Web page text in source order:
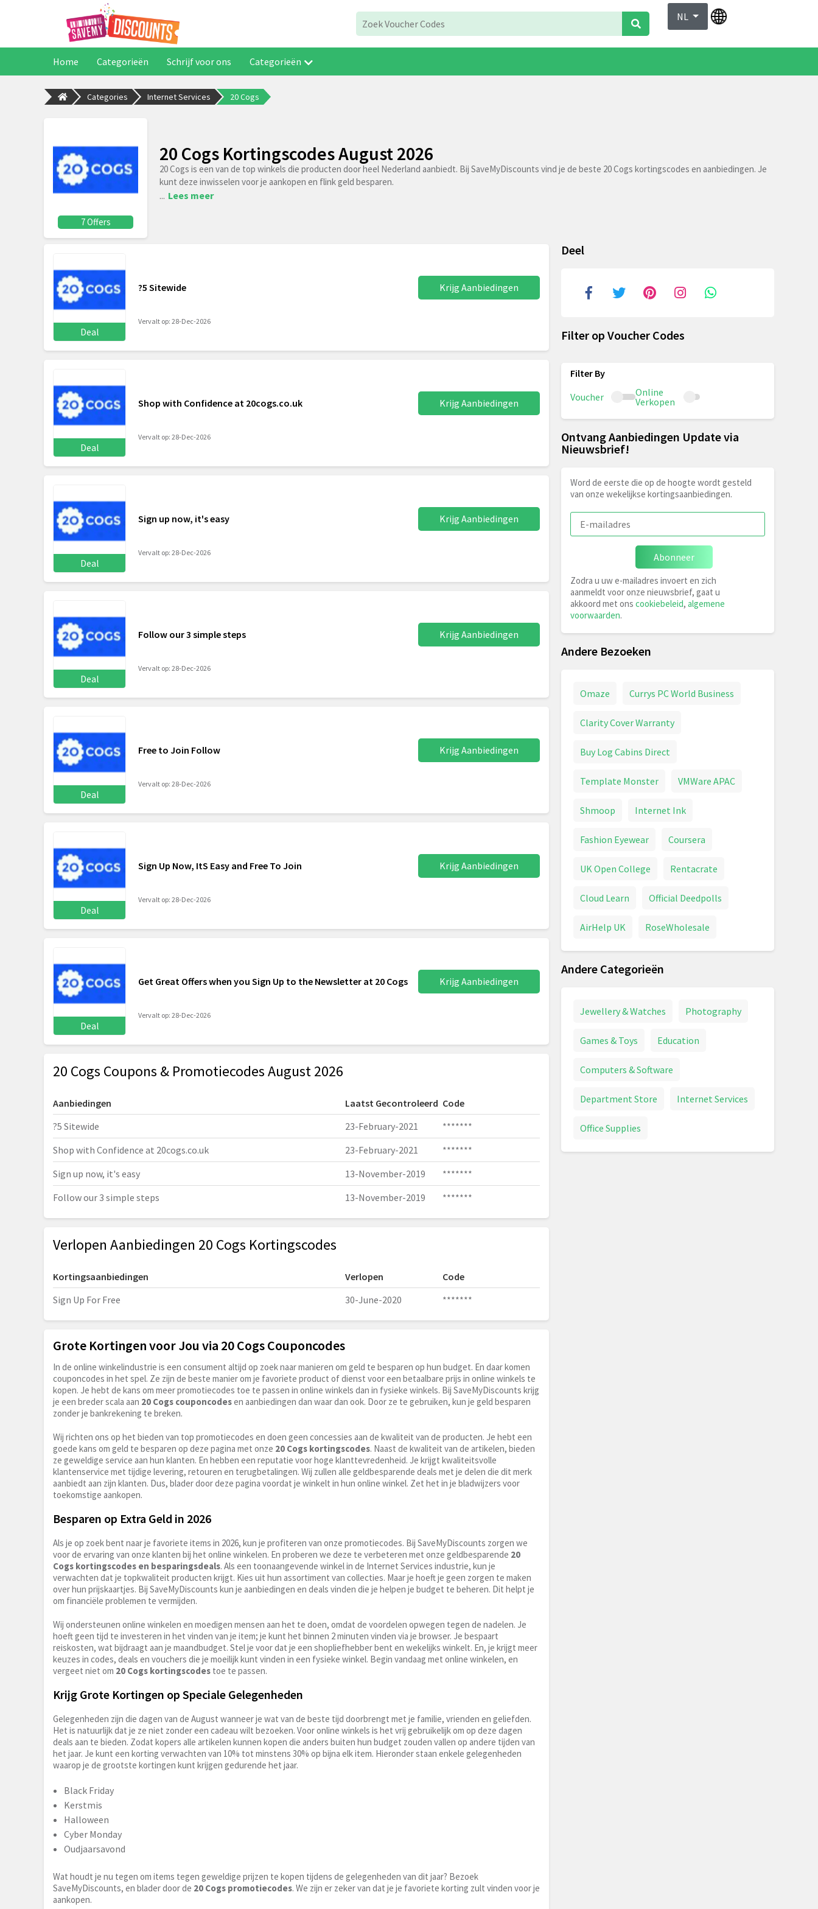
NL
Home Categorieën Schrijf voor ons Categorieën
Categories Internet Services 20 Cogs
7 Offers
20 Cogs Kortingscodes August 2026
20 Cogs is een van de top winkels die producten door heel Nederland aanbiedt. Bij SaveMyDiscounts vind je de beste 20 Cogs kortingscodes en aanbiedingen. Je
kunt deze inwisselen voor je aankopen en flink geld besparen.
... Lees meer
Deal
?5 Sitewide Krijg Aanbiedingen
Vervalt op: 28-Dec-2026
Deal
Shop with Confidence at 20cogs.co.uk Krijg Aanbiedingen
Vervalt op: 28-Dec-2026
Deal
Sign up now, it's easy Krijg Aanbiedingen
Vervalt op: 28-Dec-2026
Deal
Follow our 3 simple steps Krijg Aanbiedingen
Vervalt op: 28-Dec-2026
Deal
Free to Join Follow Krijg Aanbiedingen
Vervalt op: 28-Dec-2026
Deal
Sign Up Now, ItS Easy and Free To Join Krijg Aanbiedingen
Vervalt op: 28-Dec-2026
Deal
Get Great Offers when you Sign Up to the Newsletter at 20 Cogs Krijg Aanbiedingen
Vervalt op: 28-Dec-2026
20 Cogs Coupons & Promotiecodes August 2026
Aanbiedingen Laatst Gecontroleerd Code
?5 Sitewide
23-February-2021
*******
Shop with Confidence at 20cogs.co.uk 23-February-2021
*******
Sign up now, it's easy
13-November-2019
*******
Follow our 3 simple steps
13-November-2019 *******
Verlopen Aanbiedingen 20 Cogs Kortingscodes
Kortingsaanbiedingen Verlopen
Code
Sign Up For Free
30-June-2020 *******
Grote Kortingen voor Jou via 20 Cogs Couponcodes
In de online winkelindustrie is een consument altijd op zoek naar manieren om geld te besparen op hun budget. En daar komen
couponcodes in het spel. Ze zijn de beste manier om je favoriete product of dienst voor een betaalbare prijs in online winkels te
kopen. Je hebt de kans om meer promotiecodes toe te passen in online winkels dan in fysieke winkels. Bij SaveMyDiscounts krijg
je een breder scala aan 20 Cogs couponcodesen aanbiedingen dan waar dan ook. Door ze te gebruiken, kun je geld besparen
zonder je bankrekening te breken.
Wij richten ons op het bieden van top promotiecodes en doen geen concessies aan de kwaliteit van de producten. Je hebt een
goede kans om geld te besparen op deze pagina met onze 20 Cogs kortingscodes. Naast de kwaliteit van de artikelen, bieden
ze geweldige service aan hun klanten. En hebben een reputatie voor hoge klanttevredenheid. Je krijgt kwaliteitsvolle
klantenservice met tijdige levering, retouren en terugbetalingen. Wij zullen alle geldbesparende deals met je delen die dit merk
aanbiedt aan zijn klanten. Dus, blader door deze pagina voordat je winkelt in hun online winkel. Zet het in je bladwijzers voor
toekomstige aankopen.
Besparen op Extra Geld in 2026
Als je op zoek bent naar je favoriete items in 2026, kun je profiteren van onze promotiecodes. Bij SaveMyDiscounts zorgen we
voor de ervaring van onze klanten bij het online winkelen. En proberen we deze te verbeteren met onze geldbesparende 20
Cogs kortingscodes en besparingsdeals. Als een toonaangevende winkel in de Internet Services industrie, kun je
verwachten dat je topkwaliteit producten krijgt. Kies uit hun assortiment van collecties. Maar je hoeft je geen zorgen te maken
over hun prijskaartjes. Bij SaveMyDiscounts kun je aanbiedingen en deals vinden die je helpen je budget te beheren. Dit helpt je
om financiële problemen te vermijden.
Wij ondersteunen online winkelen en moedigen mensen aan het te doen, omdat de voordelen opwegen tegen de nadelen. Je
hoeft geen tijd te investeren in het vinden van je item; je kunt het binnen 2 minuten vinden via je browser. Je bespaart
reiskosten, wat bijdraagt aan je maandbudget. Stel je voor dat je een shopliefhebber bent en wekelijks winkelt. En, je krijgt meer
keuzes in codes, deals en vouchers die je moeilijk kunt vinden in een fysieke winkel. Begin vandaag met online winkelen, en
vergeet niet om 20 Cogs kortingscodes toe te passen.
Krijg Grote Kortingen op Speciale Gelegenheden
Gelegenheden zijn die dagen van de August wanneer je wat van de beste tijd doorbrengt met je familie, vrienden en geliefden.
Het is natuurlijk dat je ze niet zonder een cadeau wilt bezoeken. Voor online winkels is het vrij gebruikelijk om op deze dagen
deals aan te bieden. Zodat kopers alle artikelen kunnen kopen die anders buiten hun budget zouden vallen op andere tijden van
het jaar. Je kunt een korting verwachten van 10% tot minstens 30% op bijna elk item. Hieronder staan enkele gelegenheden
waarop je de grootste kortingen kunt krijgen gedurende het jaar.
Black Friday
Kerstmis
Halloween
Cyber Monday
Oudjaarsavond
Wat houdt je nu tegen om items tegen geweldige prijzen te kopen tijdens de gelegenheden van dit jaar? Bezoek
SaveMyDiscounts, en blader door de 20 Cogs promotiecodes. We zijn er zeker van dat je je favoriete korting zult vinden voor je
aankopen.
Deel
Filter op Voucher Codes
Voucher
Online
Verkopen
Ontvang Aanbiedingen Update via
Nieuwsbrief!
Word de eerste die op de hoogte wordt gesteld
van onze wekelijkse kortingsaanbiedingen.
Abonneer
Zodra u uw e-mailadres invoert en zich
aanmeldt voor onze nieuwsbrief, gaat u
akkoord met ons cookiebeleid, algemene
voorwaarden.
Andere Bezoeken
Omaze Currys PC World Business
Clarity Cover Warranty
Buy Log Cabins Direct
Template Monster VMWare APAC
Shmoop Internet Ink
Fashion Eyewear Coursera
UK Open College Rentacrate
Cloud Learn Official Deedpolls
AirHelp UK RoseWholesale
Andere Categorieën
Jewellery & Watches Photography
Games & Toys Education
Computers & Software
Department Store Internet Services
Office Supplies